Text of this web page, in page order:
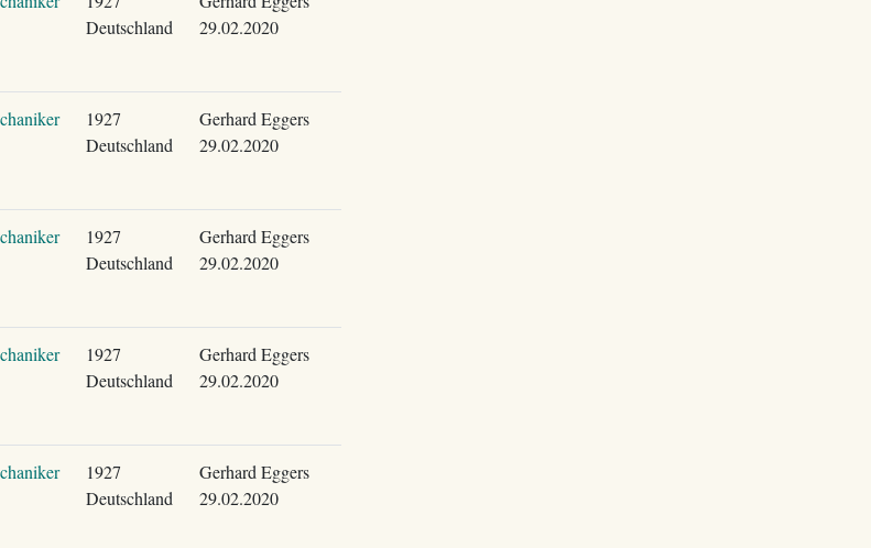
Deutschland
29.02.2020
1927
Deutschland
Gerhard Eggers
29.02.2020
1927
Deutschland
Gerhard Eggers
29.02.2020
1927
Deutschland
Gerhard Eggers
29.02.2020
1927
Deutschland
Gerhard Eggers
29.02.2020